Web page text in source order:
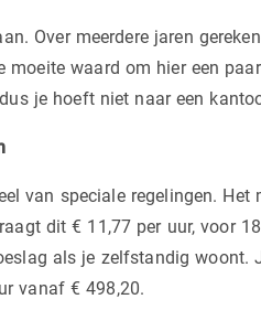
Over meerdere jaren
moeite waard om hier een
je hoeft niet naar een
van speciale regelingen.
dit € 11,77 per uur, voor
als je zelfstandig woont.
vanaf € 498,20.